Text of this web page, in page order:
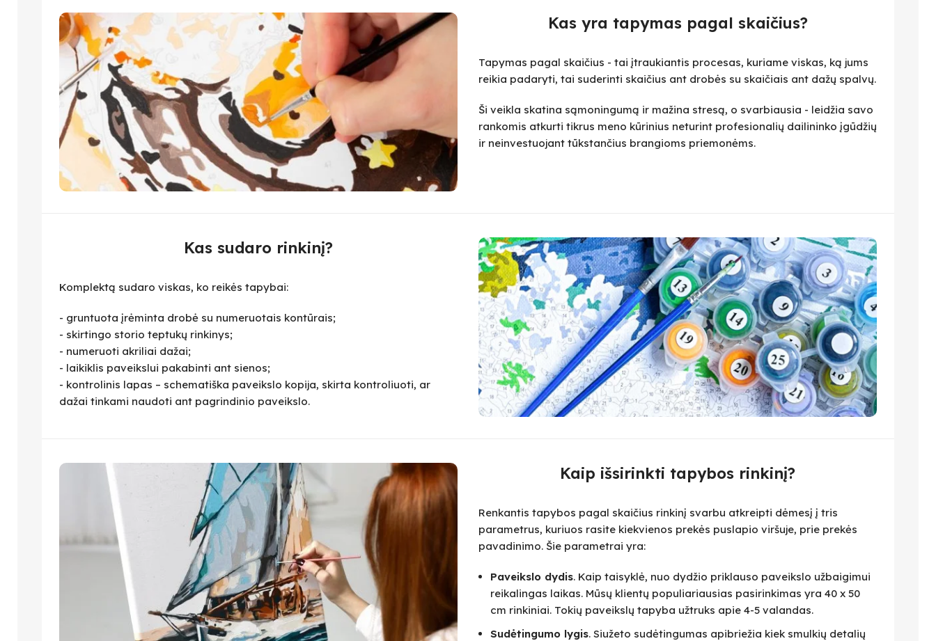
Kas yra tapymas pagal skaičius?
Tapymas pagal skaičius - tai įtraukiantis procesas, kuriame viskas, ką jums
reikia padaryti, tai suderinti skaičius ant drobės su skaičiais ant dažų spalvų.
Ši veikla skatina sąmoningumą ir mažina stresą, o svarbiausia - leidžia savo
rankomis atkurti tikrus meno kūrinius neturint profesionalių dailininko įgūdžių
ir neinvestuojant tūkstančius brangioms priemonėms.
Kas sudaro rinkinį?
Komplektą sudaro viskas, ko reikės tapybai:
- gruntuota įrėminta drobė su numeruotais kontūrais;
- skirtingo storio teptukų rinkinys;
- numeruoti akriliai dažai;
- laikiklis paveikslui pakabinti ant sienos;
- kontrolinis lapas – schematiška paveikslo kopija, skirta kontroliuoti, ar
dažai tinkami naudoti ant pagrindinio paveikslo.
Kaip išsirinkti tapybos rinkinį?
Renkantis tapybos pagal skaičius rinkinį svarbu atkreipti dėmesį į tris
parametrus, kuriuos rasite kiekvienos prekės puslapio viršuje, prie prekės
pavadinimo. Šie parametrai yra:
Paveikslo dydis. Kaip taisyklė, nuo dydžio priklauso paveikslo užbaigimui
reikalingas laikas. Mūsų klientų populiariausias pasirinkimas yra 40 x 50
cm rinkiniai. Tokių paveikslų tapyba užtruks apie 4-5 valandas.
Sudėtingumo lygis. Siužeto sudėtingumas apibriežia kiek smulkių detalių